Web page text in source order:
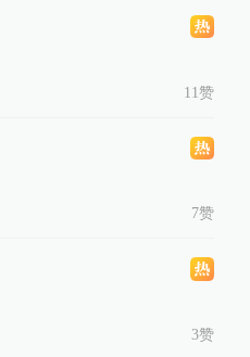
11赞
7赞
3赞